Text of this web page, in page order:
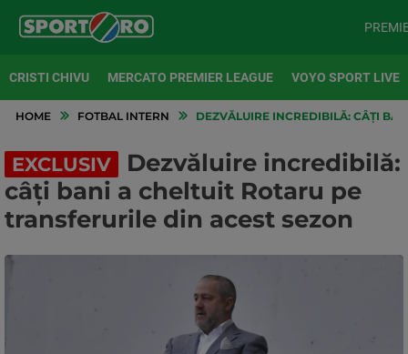
CRISTI CHIVU MERCATO PREMIER LEAGUE VOYO SPORT LIVE
HOME FOTBAL INTERN DEZVĂLUIRE INCREDIBILĂ: CÂȚI
EXCLUSIV
Dezvăluire incredibilă:
câți bani a cheltuit Rotaru pe
transferurile din acest sezon